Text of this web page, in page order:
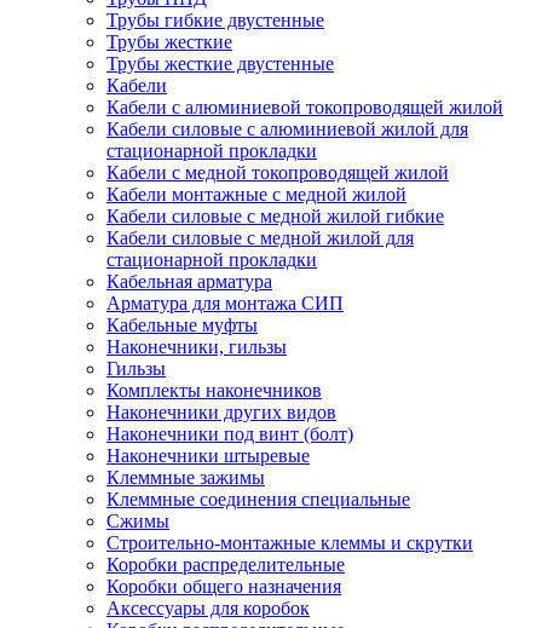
Трубы гибкие двустенные
Трубы жесткие
Трубы жесткие двустенные
Кабели
Кабели с алюминиевой токопроводящей жилой
Кабели силовые с алюминиевой жилой для
стационарной прокладки
Кабели с медной токопроводящей жилой
Кабели монтажные с медной жилой
Кабели силовые с медной жилой гибкие
Кабели силовые с медной жилой для
стационарной прокладки
Кабельная арматура
Арматура для монтажа СИП
Кабельные муфты
Наконечники, гильзы
Гильзы
Комплекты наконечников
Наконечники других видов
Наконечники под винт (болт)
Наконечники штыревые
Клеммные зажимы
Клеммные соединения специальные
Сжимы
Строительно-монтажные клеммы и скрутки
Коробки распределительные
Коробки общего назначения
Аксессуары для коробок